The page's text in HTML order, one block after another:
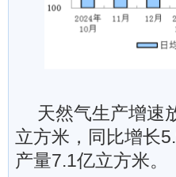
天然气生产增速
立方米，同比增长
产量7.1亿立方米。